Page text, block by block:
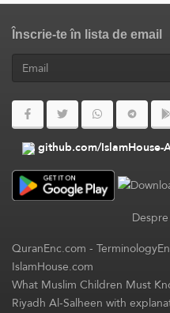
Înscrie-te în lista de email
github.com/IslamHouse-
QuranEnc.com-
IslamHouse.com
What Muslim Children Must
Riyadh Al-Salheen with